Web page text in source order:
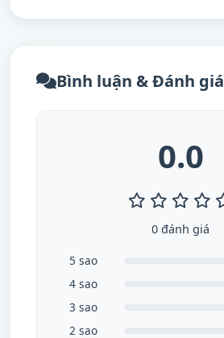
Bình luận & Đánh giá
0.0
0 đánh giá
5 sao
4 sao
3 sao
2 sao